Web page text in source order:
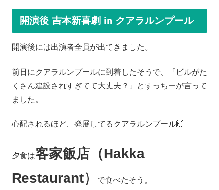
開演後 吉本新喜劇 in クアラルンプール
開演後には出演者全員が出てきました。
前日にクアラルンプールに到着したそうで、「ビルがた
くさん建設されすぎてて大丈夫？」とすっちーが言って
ました。
心配されるほど、発展してるクアラルンプール🙌
夕食は客家飯店（Hakka
Restaurant）
で食べたそう。